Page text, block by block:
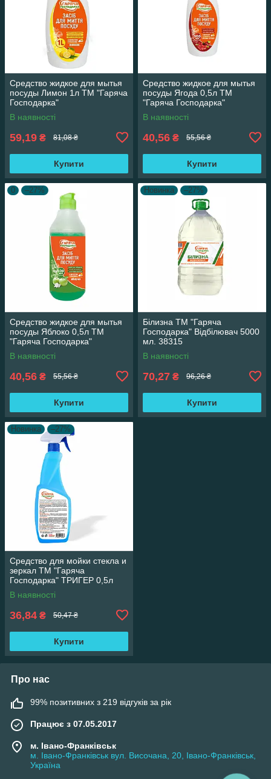
Средство жидкое для мытья
посуды Лимон 1л ТМ "Гаряча
Господарка"
В наявності
59,19 ₴ 81,08 ₴
Купити
Средство жидкое для мытья
посуды Ягода 0,5л ТМ
"Гаряча Господарка"
В наявності
40,56 ₴ 55,56 ₴
Купити
0 –27%
Средство жидкое для мытья
посуды Яблоко 0,5л ТМ
"Гаряча Господарка"
В наявності
40,56 ₴ 55,56 ₴
Купити
Новинка –27%
Білизна ТМ "Гаряча
Господарка" Відбілювач 5000
мл. 38315
В наявності
70,27 ₴ 96,26 ₴
Купити
Новинка –27%
Средство для мойки стекла и
зеркал ТМ "Гаряча
Господарка" ТРИГЕР 0,5л
В наявності
36,84 ₴ 50,47 ₴
Купити
Про нас
99% позитивних з 219 відгуків за рік
Працює з 07.05.2017
м. Івано-Франківськ
м. Івано-Франківськ вул. Височана, 20, Івано-Франківськ,
Україна